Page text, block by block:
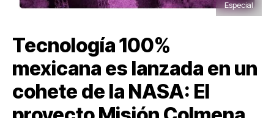
Especial
Tecnología 100%
mexicana es lanzada en un
cohete de la NASA: El